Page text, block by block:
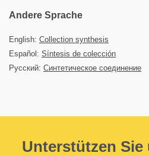
Andere Sprache
English: Collection synthesis
Español: Síntesis de colección
Русский: Синтетическое соединение
Unterstützen Sie